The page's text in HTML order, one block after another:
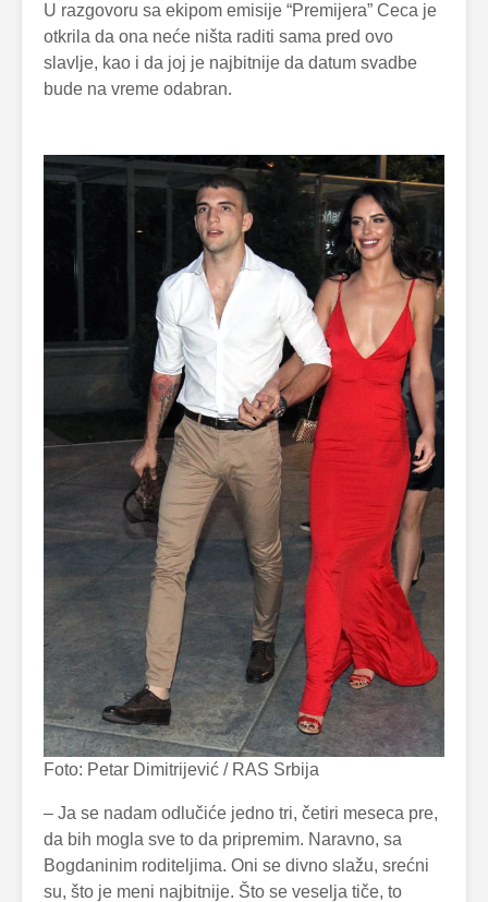
U razgovoru sa ekipom emisije “Premijera” Ceca je
otkrila da ona neće ništa raditi sama pred ovo
slavlje, kao i da joj je najbitnije da datum svadbe
bude na vreme odabran.
Foto: Petar Dimitrijević / RAS Srbija
– Ja se nadam odlučiće jedno tri, četiri meseca pre,
da bih mogla sve to da pripremim. Naravno, sa
Bogdaninim roditeljima. Oni se divno slažu, srećni
su, što je meni najbitnije. Što se veselja tiče, to